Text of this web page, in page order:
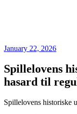
January 22, 2026
Spillelovens
hasard til
Spillelovens historiske